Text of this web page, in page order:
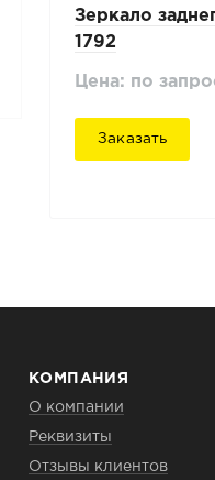
Зеркало
1792
Цена: по
Заказать
КОМПАНИЯ
О компании
Реквизиты
Отзывы клиентов